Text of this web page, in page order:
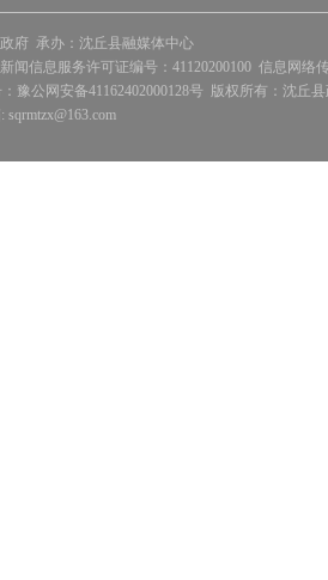
府 承办：沈丘县融媒体中心
闻信息服务许可证编号：41120200100 信息网络
豫公网安备41162402000128号 版权所有：沈丘